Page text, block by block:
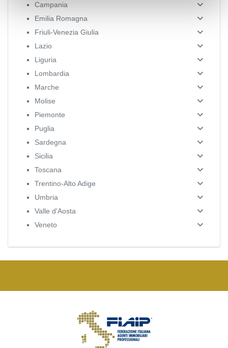
Campania
Emilia Romagna
Friuli-Venezia Giulia
Lazio
Liguria
Lombardia
Marche
Molise
Piemonte
Puglia
Sardegna
Sicilia
Toscana
Trentino-Alto Adige
Umbria
Valle d'Aosta
Veneto